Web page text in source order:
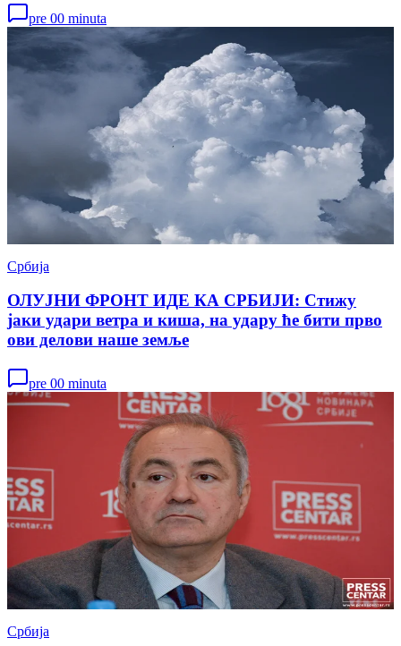
pre 00 minuta
Србија
ОЛУЈНИ ФРОНТ ИДЕ КА СРБИЈИ: Стижу
јаки удари ветра и киша, на удару ће бити прво
ови делови наше земље
pre 00 minuta
Србија